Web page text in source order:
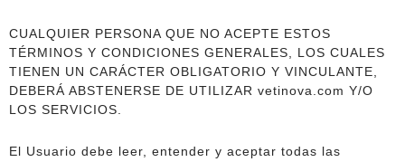
CUALQUIER PERSONA QUE NO ACEPTE ESTOS
TÉRMINOS Y CONDICIONES GENERALES, LOS CUALES
TIENEN UN CARÁCTER OBLIGATORIO Y VINCULANTE,
DEBERÁ ABSTENERSE DE UTILIZAR vetinova.com Y/O
LOS SERVICIOS.
El Usuario debe leer, entender y aceptar todas las